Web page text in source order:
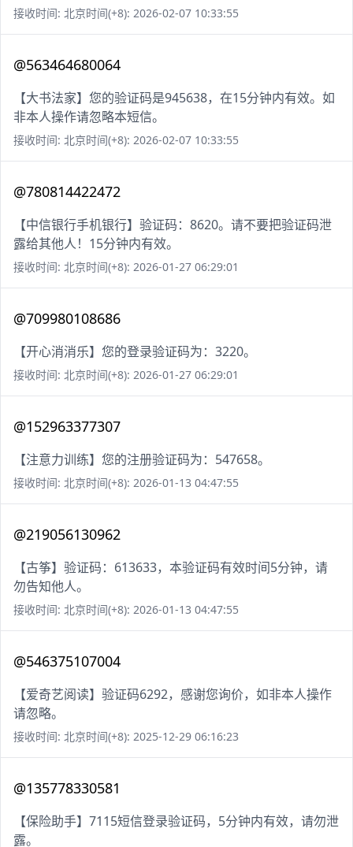
接收时间: 北京时间(+8): 2026-02-07 10:33:55
@563464680064
【大书法家】您的验证码是945638，在15分钟内有效。如
非本人操作请忽略本短信。
接收时间: 北京时间(+8): 2026-02-07 10:33:55
@780814422472
【中信银行手机银行】验证码：8620。请不要把验证码泄
露给其他人！15分钟内有效。
接收时间: 北京时间(+8): 2026-01-27 06:29:01
@709980108686
【开心消消乐】您的登录验证码为：3220。
接收时间: 北京时间(+8): 2026-01-27 06:29:01
@152963377307
【注意力训练】您的注册验证码为：547658。
接收时间: 北京时间(+8): 2026-01-13 04:47:55
@219056130962
【古筝】验证码：613633，本验证码有效时间5分钟，请
勿告知他人。
接收时间: 北京时间(+8): 2026-01-13 04:47:55
@546375107004
【爱奇艺阅读】验证码6292，感谢您询价，如非本人操作
请忽略。
接收时间: 北京时间(+8): 2025-12-29 06:16:23
@135778330581
【保险助手】7115短信登录验证码，5分钟内有效，请勿泄
露。